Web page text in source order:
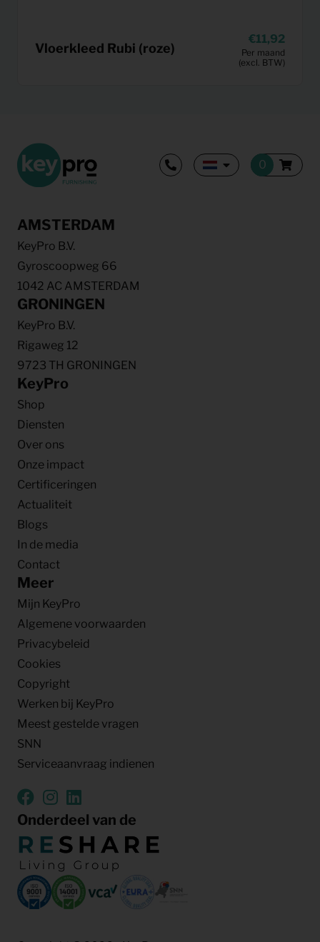
Vloerkleed Rubi (roze)
11,92
Per maand
(excl. BTW)
AMSTERDAM
KeyPro B.V.
Gyroscoopweg 66
1042 AC AMSTERDAM
GRONINGEN
KeyPro B.V.
Rigaweg 12
9723 TH GRONINGEN
KeyPro
Shop
Diensten
Over ons
Onze impact
Certificeringen
Actualiteit
Blogs
In de media
Contact
Meer
Mijn KeyPro
Algemene voorwaarden
Privacybeleid
Cookies
Copyright
Werken bij KeyPro
Meest gestelde vragen
SNN
Serviceaanvraag indienen
Onderdeel van de